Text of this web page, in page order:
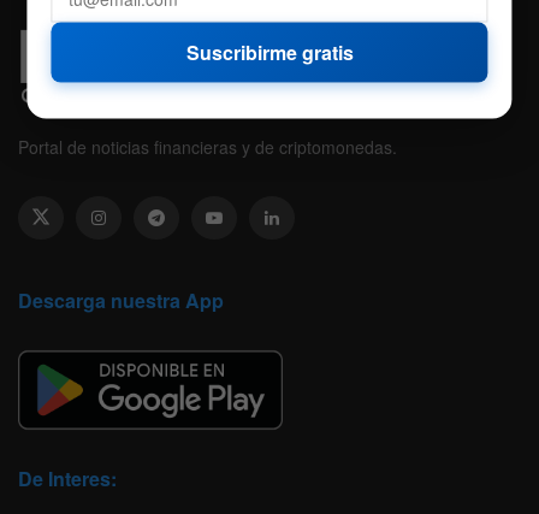
Portal de noticias financieras y de criptomonedas.
Descarga nuestra App
De Interes:
Suscribirme gratis